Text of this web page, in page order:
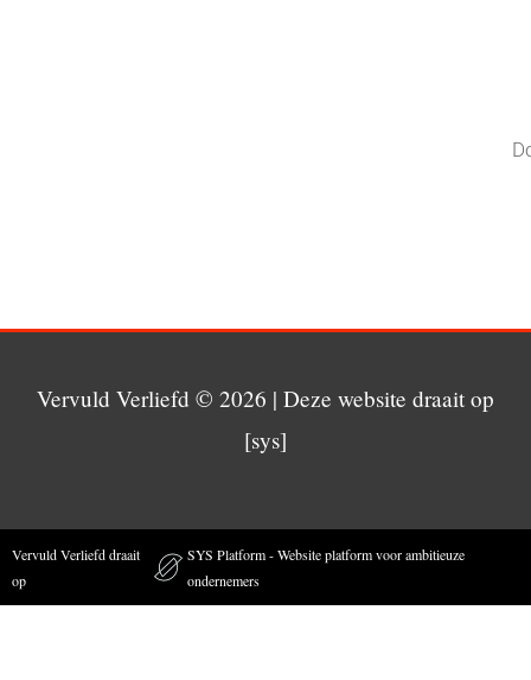
Vervuld Verliefd © 2026 | Deze website draait op
[sys]
Vervuld Verliefd draait
op
SYS Platform - Website platform voor ambitieuze
ondernemers